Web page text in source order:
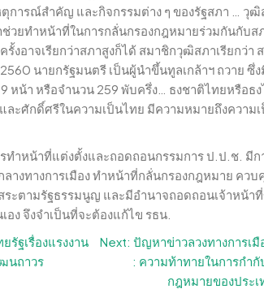
การณ์สำคัญ และกิจกรรมต่าง ๆ ของรัฐสภา … วุฒิ
ยทำหน้าที่ในการกลั่นกรองกฎหมายร่วมกันกับส
งอาจเรียกว่าสภาสูงก็ได้ สมาชิกวุฒิสภาเรียกว่า
นายกรัฐมนตรี เป็นผู้นำขึ้นทูลเกล้าฯ ถวาย ซึ่
หน้า หรือจำนวน 259 พับครึ่ง… ธงชาติไทยหรือ
ะศักดิ์ศรีในความเป็นไทย มีความหมายถึงความ
ทำหน้าที่แต่งตั้งและถอดถอนกรรมการ ป.ป.ช. มี
างทางการเมือง ทำหน้าที่กลั่นกรองกฎหมาย ควบ
ระตามรัฐธรรมนูญ และมีอำนาจถอดถอนเจ้าหน้า
ง จึงจำเป็นที่จะต้องแก้ไข รธน.
รัฐเรื่องแรงงาน
นถาวร
Next: ปัญหาข่าวลวงทางการเ
: ความท้าทายในการกำ
กฎหมายของประ